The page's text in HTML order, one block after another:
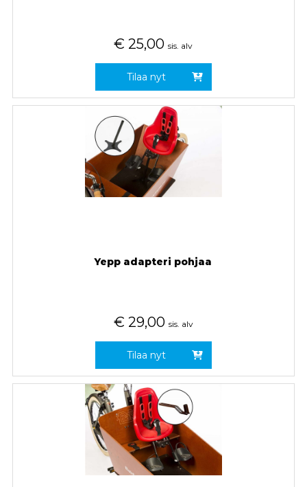
€ 25,00 sis. alv
Tilaa nyt
Yepp adapteri pohjaa
€ 29,00 sis. alv
Tilaa nyt